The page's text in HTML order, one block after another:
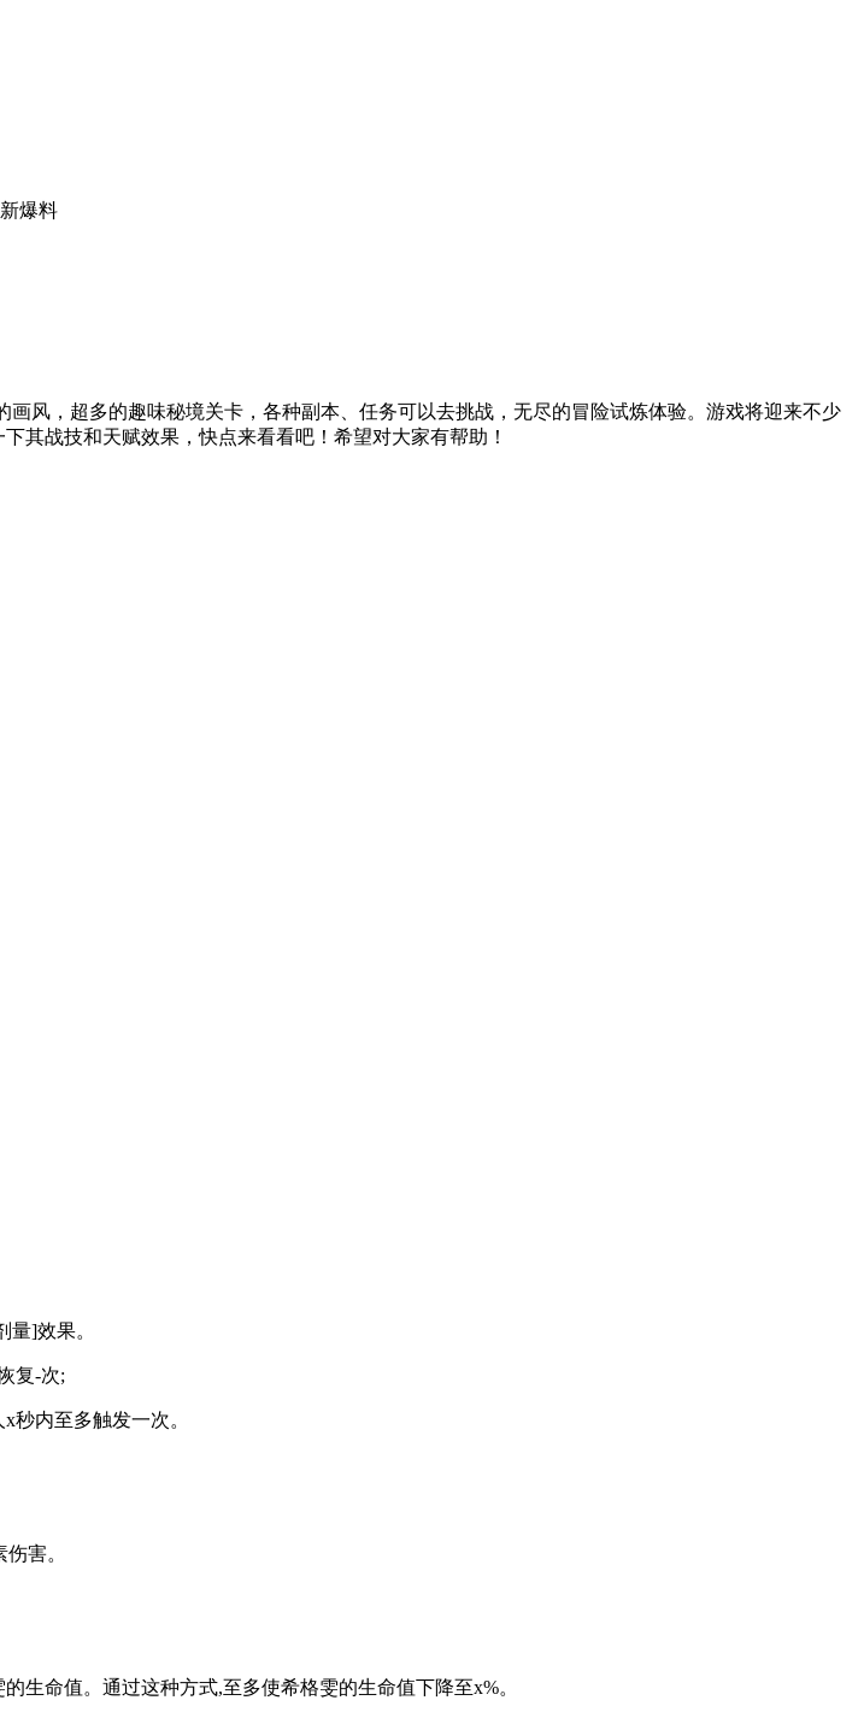
爆料
画风，超多的趣味秘境关卡，各种副本、任务可以去挑战，无尽的冒险试炼体验。游戏将迎来不少
其战技和天赋效果，快点来看看吧！希望对大家有帮助！
]效果。
复-次;
内至多触发一次。
害。
命值。通过这种方式,至多使希格雯的生命值下降至x%。